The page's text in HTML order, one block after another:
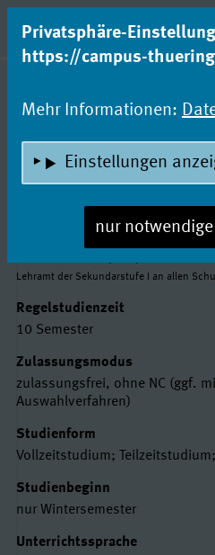
zum Inhalt
Entdecke Dein Studium!
Friedrich-Schiller-
Basisdaten
Lehramt der Sekundarstufe I an allen
Regelstudienzeit
10 Semester
Zulassungsmodus
zulassungsfrei, ohne NC (ggf.
Auswahlverfahren)
Studienform
Vollzeitstudium;
Studienbeginn
nur Wintersemester
Unterrichtssprache
Privatsphäre-
https://campus-
Mehr Informationen:
Einstellungen
nur notwendige